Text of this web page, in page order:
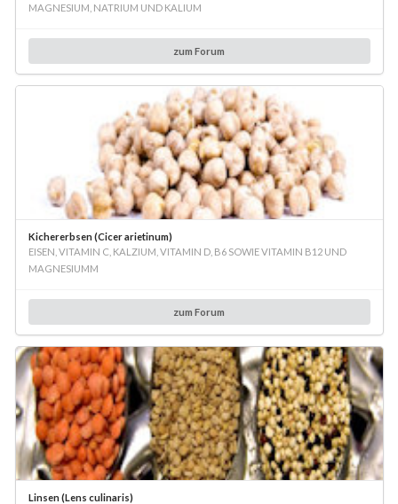
MAGNESIUM, NATRIUM UND KALIUM
zum Forum
Kichererbsen (Cicer arietinum)
EISEN, VITAMIN C, KALZIUM, VITAMIN D, B6 SOWIE VITAMIN B12 UND
MAGNESIUMM
zum Forum
Linsen (Lens culinaris)